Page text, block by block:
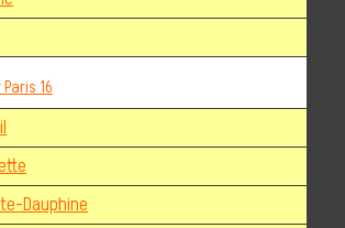
16
Dauphine